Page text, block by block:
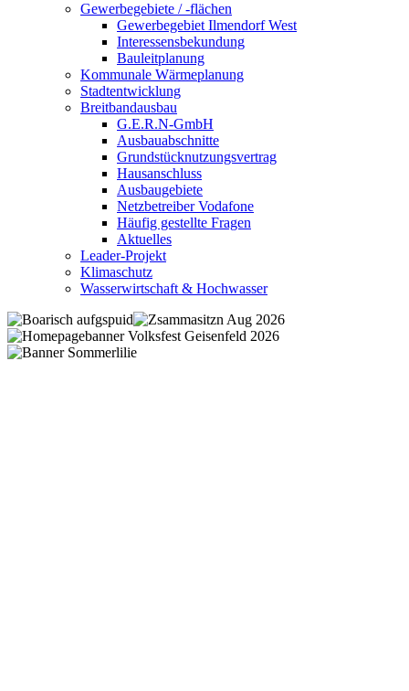
Gewerbegebiete / -flächen
Gewerbegebiet Ilmendorf West
Interessensbekundung
Bauleitplanung
Kommunale Wärmeplanung
Stadtentwicklung
Breitbandausbau
G.E.R.N-GmbH
Ausbauabschnitte
Grundstücknutzungsvertrag
Hausanschluss
Ausbaugebiete
Netzbetreiber Vodafone
Häufig gestellte Fragen
Aktuelles
Leader-Projekt
Klimaschutz
Wasserwirtschaft & Hochwasser